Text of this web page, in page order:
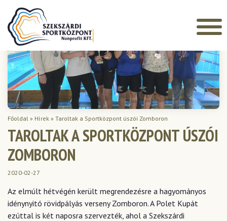
Főoldal » Hírek » Taroltak a Sportközpont úszói Zomboron
TAROLTAK A SPORTKÖZPONT ÚSZÓI
ZOMBORON
2020-02-27
Az elmúlt hétvégén került megrendezésre a hagyományos
idénynyitó rövidpályás verseny Zomboron. A Polet Kupát
ezúttal is két naposra szervezték, ahol a Szekszárdi